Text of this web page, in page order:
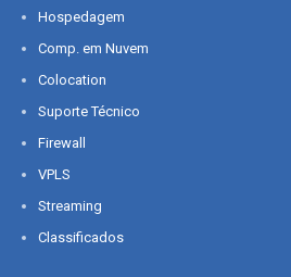
Hospedagem
Comp. em Nuvem
Colocation
Suporte Técnico
Firewall
VPLS
Streaming
Classificados